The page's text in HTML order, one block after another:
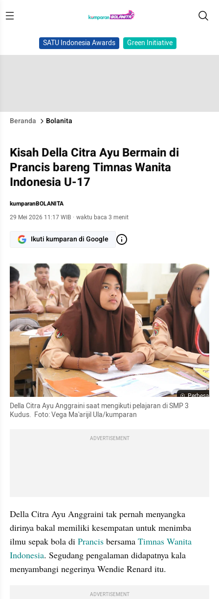
SATU Indonesia Awards Green Initiative
Beranda Bolanita
Kisah Della Citra Ayu Bermain di
Prancis bareng Timnas Wanita
Indonesia U-17
kumparanBOLANITA
29 Mei 2026 11:17 WIB · waktu baca 3 menit
Ikuti kumparan di Google
Perbesar
Della Citra Ayu Anggraini saat mengikuti pelajaran di SMP 3
Kudus.  Foto: Vega Ma'arijil Ula/kumparan
ADVERTISEMENT
Della Citra Ayu Anggraini tak pernah menyangka
dirinya bakal memiliki kesempatan untuk menimba
ilmu sepak bola di Prancis bersama Timnas Wanita
Indonesia. Segudang pengalaman didapatnya kala
menyambangi negerinya Wendie Renard itu.
ADVERTISEMENT